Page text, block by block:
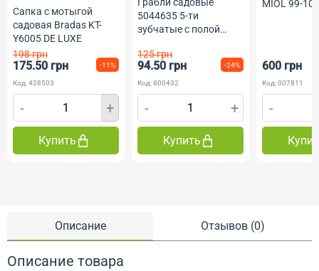
Описание Отзывов (0)
Описание товара
Сапка с мотыгой
садовая Bradas KT-
Y6005 DE LUXE
198 грн
175.50 грн -11%
Код: 428503
- +
Купить
5044635 5-ти
зубчатые с полой
125 грн
94.50 грн -24%
Код: 800432
- +
Купить
MIOL 99-
600 грн
Код: 007811
-